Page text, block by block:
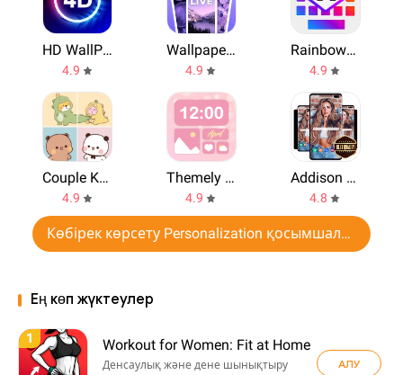
HD WallPaper
4.9
Wallpaper Store
4.9
RainbowKey Keyboard
4.9
Couple Kawaii Profile Picture
4.9
Themely - Icons & Widgets
4.9
Addison Rae Wallpaper HD
4.8
Көбірек көрсету Personalization қосымшалар
Ең көп жүктеулер
1 Workout for Women: Fit at Home
Денсаулық және дене шынықтыру АЛУ